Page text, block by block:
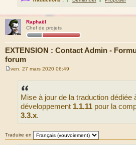
Raphaël
Chef de projets
EXTENSION : Contact Admin -
forum
ven. 27 mars 2020 06:49
Mise à jour de la traduction dédiée
développement 1.1.11 pour la
3.3.x.
Traduire en